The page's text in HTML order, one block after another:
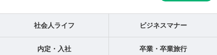
社会人ライフ ビジネスマナー
内定・入社 卒業・卒業旅行